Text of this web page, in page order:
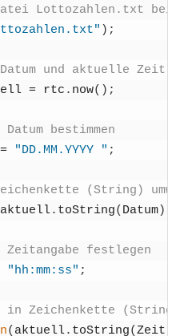
Lottozahlen.txt beim
) ;
und aktu­el­le Zeit
= rtc . now( ) ;
bestim­men
= "DD.MM.YYYY " ;
(String)
aktu­ell. toString( Datum)
fest­le­gen
"hh:mm:ss" ;
Zei­chen­ket­te (String)
( aktu­ell. toString(Zeit